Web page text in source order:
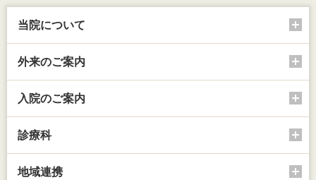
当院について
外来のご案内
入院のご案内
診療科
地域連携